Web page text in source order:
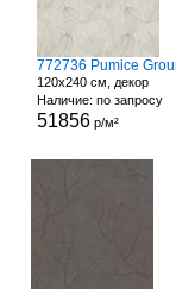
120x240 см, декор
Наличие: по запросу
51856р/м²